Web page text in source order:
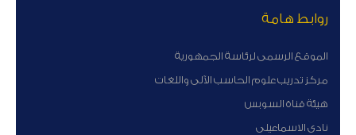
روابط هامة
الموقع الرسمى لرئاسة الجمهورية
مركز تدريب علوم الحاسب الآلى واللغات
هيئة قناة السوبس
نادى الاسماعيلى